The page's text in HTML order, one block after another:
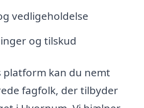
vedligeholdelse
og tilskud
platform kan du nemt
fagfolk, der tilbyder